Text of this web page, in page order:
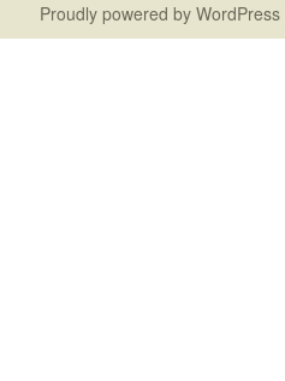
Proudly powered by WordPress